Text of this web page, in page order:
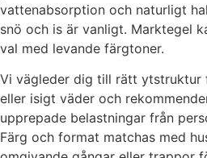
vattenabsorption och naturligt
snö och is är vanligt. Marktegel
val med levande färgtoner.
Vi vägleder dig till rätt
eller isigt väder och
upprepade belastningar från
Färg och format matchas med